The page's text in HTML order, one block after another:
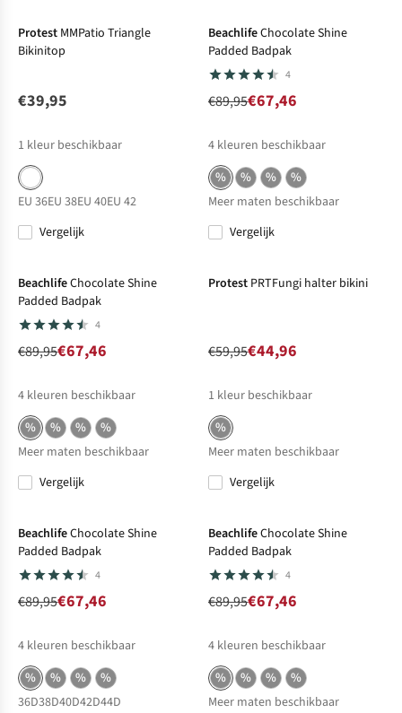
Protest MMPatio Triangle
Bikinitop
€39,95
1 kleur beschikbaar
EU 36EU 38EU 40EU 42
Vergelijk
BeachlifeChocolate Shine
Padded Badpak
4
€89,95€67,46
4 kleuren beschikbaar
%
% %
%
Meer maten beschikbaar
Vergelijk
BeachlifeChocolate Shine
Padded Badpak
4
€89,95€67,46
4 kleuren beschikbaar
%
% %
%
Meer maten beschikbaar
Vergelijk
Protest PRTFungi halter bikini
€59,95€44,96
1 kleur beschikbaar
%
Meer maten beschikbaar
Vergelijk
BeachlifeChocolate Shine
Padded Badpak
4
€89,95€67,46
4 kleuren beschikbaar
%
% %
%
36D38D40D42D44D
BeachlifeChocolate Shine
Padded Badpak
4
€89,95€67,46
4 kleuren beschikbaar
%
% %
%
Meer maten beschikbaar